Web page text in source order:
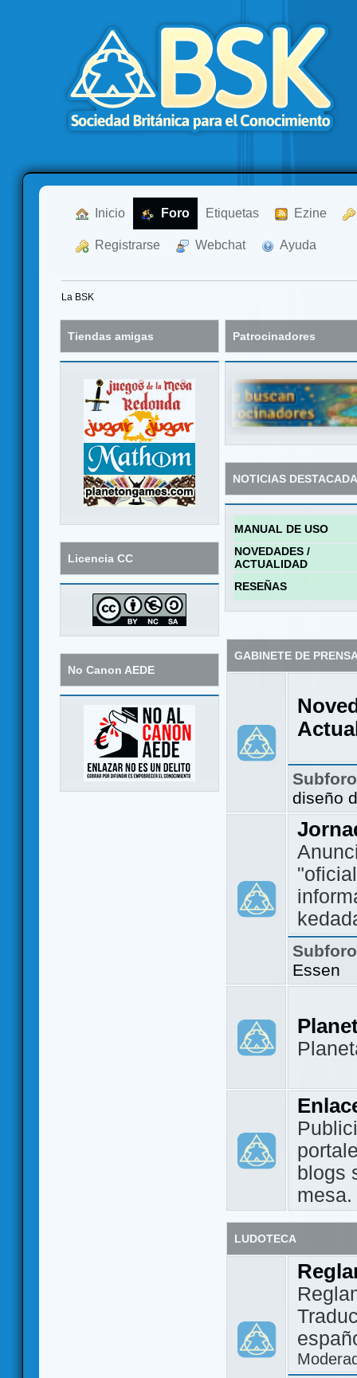
Inicio Foro Etiquetas Ezine
Registrarse Webchat Ayuda
La BSK
Tiendas amigas
Licencia CC
No Canon AEDE
Patrocinadores
NOTICIAS
MANUAL DE USO
NOVEDADES /
ACTUALIDAD
RESEÑAS
GABINETE DE
diseño
Essen
blogs
mesa.
LUDOTECA